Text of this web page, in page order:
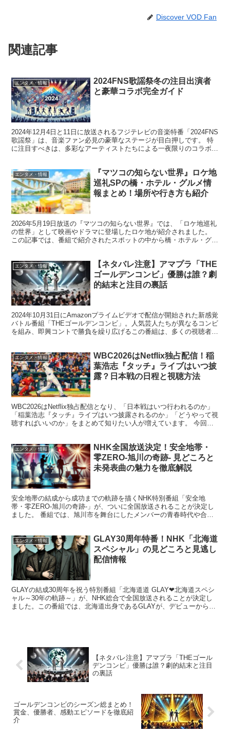
Discover VOD Fan
関連記事
エンタメ・情報
2024FNS歌謡祭冬の注目出演者
と豪華コラボ完全ガイド
2024年12月4日と11日に放送されるフジテレビの音楽特番「2024FNS
歌謡祭」は、音楽ファン必見の豪華なステージが目白押しです。 特
に注目すべきは、多彩なアーティストたちによる一夜限りのコラボレ
エンタメ・情報
『マツコの知らない世界』ロケ地
巡礼SPの橋・ホテル・グルメ情
報まとめ！場所や行き方も紹介
2026年5月19日放送の『マツコの知らない世界』では、「ロケ地巡礼
の世界」として映画やドラマに登場したロケ地が紹介されました。
この記事では、番組で紹介されたスポットの中から橋・ホテル・グル
エンタメ・情報
【ネタバレ注意】アマプラ「THE
ゴールデンコンビ」優勝は誰？劇
的結末と注目の裏話
2024年10月31日にAmazonプライムビデオで配信が開始された新感覚
バトル番組「THEゴールデンコンビ」。人気芸人たちが異なるコンビ
を組み、即興コントで勝負を繰り広げるこの番組は、多くの視聴者を
エンタメ・情報
WBC2026はNetflix独占配信！稲
葉浩志『タッチ』ライブはいつ披
露？日本戦の日程と視聴方法
WBC2026はNetflix独占配信となり、「日本戦はいつ行われるのか」
「稲葉浩志『タッチ』ライブはいつ披露されるのか」「どうやって視
聴すればいいのか」をまとめて知りたい人が増えています。 今回
エンタメ・情報
NHK全国放送決定！安全地帯・
零ZERO-旭川の奇跡- 見どころと
未発表曲の魅力を徹底解説
安全地帯の結成から成功までの軌跡を描くNHK特別番組「安全地
帯・零ZERO-旭川の奇跡-」が、ついに全国放送されることが決定し
ました。 番組では、旭川市を舞台にしたメンバーの青春時代や合宿
エンタメ・情報
GLAY30周年特番！NHK「北海道
スペシャル」の見どころと見逃し
配信情報
GLAYの結成30周年を祝う特別番組「北海道道 GLAY❤北海道スペシ
ャル～30年の軌跡～」が、NHK総合で全国放送されることが決定し
ました。この番組では、北海道出身であるGLAYが、デビューから現
【ネタバレ注意】アマプラ「THEゴール
デンコンビ」優勝は誰？劇的結末と注目
の裏話
ゴールデンコンビのシーズン総まとめ！
賞金、優勝者、感動エピソードを徹底紹
介